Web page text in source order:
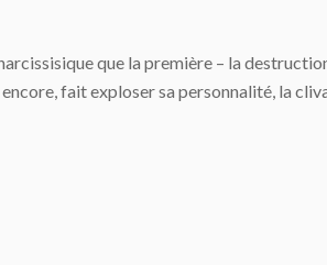
que la première – la
fait exploser sa personnalité, la